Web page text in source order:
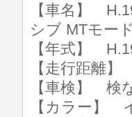
【車名】
シブ MTモー
【年式】
【走行距離
【車検】 検
【カラー】